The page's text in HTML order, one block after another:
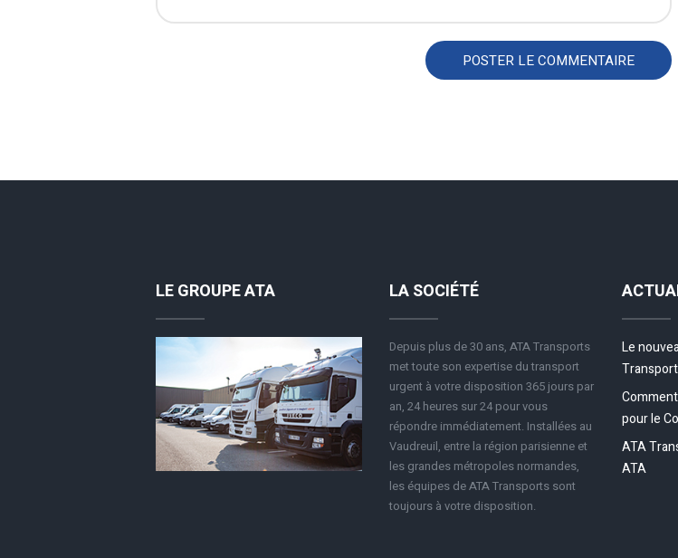
LE GROUPE ATA LA SOCIÉTÉ
Depuis plus de 30 ans, ATA Transports
met toute son expertise du transport
urgent à votre disposition 365 jours par
an, 24 heures sur 24 pour vous
répondre immédiatement. Installées au
Vaudreuil, entre la région parisienne et
les grandes métropoles normandes,
les équipes de ATA Transports sont
toujours à votre disposition.
Le
pour le
ATA
ATA